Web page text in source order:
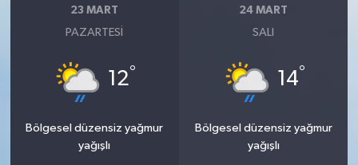
23 MART
PAZARTESI
12°
Bölgesel düzensiz yağmur
yağışlı
24 MART
SALI
14°
Bölgesel düzensiz yağmur
yağışlı